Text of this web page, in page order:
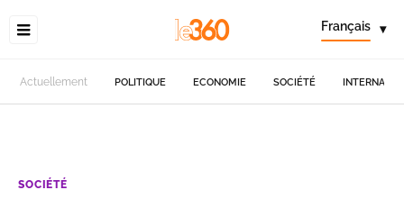
Français ▾
Actuellement POLITIQUE ECONOMIE SOCIÉTÉ
SOCIÉTÉ